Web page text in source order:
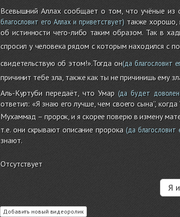
Всевышний Аллах сообщает о том, что учёные из
благословит его Аллах и приветствует)также хорошо,
об истинности чего-либо таким образом. Так в
спросил у человека рядом с которым находился с
свидетельствую об этом!».Тогда он(да благословит
причинит тебе зла, также как ты не причинишь ему
Аль-Куртуби передаёт, что Умар(да будет
ответил: «Я знаю его лучше, чем своего сына”,
Мухаммад – пророк, и я скорее поверю в измену
т.е. они скрывают описание пророка(да благословит
знают.
Отсутствует
Я
Добавить новый видеоролик